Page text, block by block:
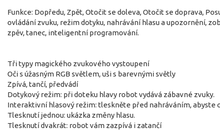
Funkce: Dopředu, Zpět, Otočit se doleva, Otočit se doprava,
ovládání zvuku, režim dotyku, nahrávání hlasu a upozornění,
zpěv, tanec, inteligentní programování.
Tři typy magického zvukového vystoupení
Oči s úžasným RGB světlem, uši s barevnými světly
Zpívá, tančí, předvádí
Dotykový režim: při doteku hlavy robot vydává zábavné zvuky.
Interaktivní hlasový režim: tleskněte před nahráváním, abyste
Tlesknutí jednou: ukázka změny hlasu.
Tlesknutí dvakrát: robot vám zazpívá i zatančí